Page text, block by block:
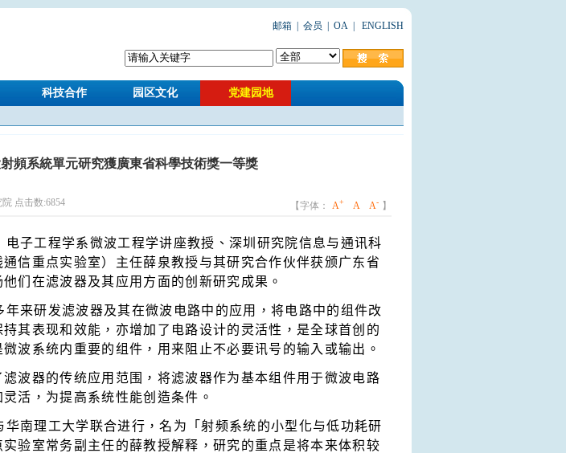
邮箱 会员 OA ENGLISH
科技合作 园区文化 党建园地
頻系統單元研究獲廣東省科學技術獎一等獎
院 点击数:6854 【字体： A+ A A- 】
电子工程学系微波工程学讲座教授、深圳研究院信息与通讯科
信重点实验室）主任薛泉教授与其研究合作伙伴获颁广东省
们在滤波器及其应用方面的创新研究成果。
年来研发滤波器及其在微波电路中的应用，将电路中的组件改
其表现和效能，亦增加了电路设计的灵活性，是全球首创的
波系统内重要的组件，用来阻止不必要讯号的输入或输出。
波器的传统应用范围，将滤波器作为基本组件用于微波电路
活，为提高系统性能创造条件。
华南理工大学联合进行，名为「射频系统的小型化与低功耗研
验室常务副主任的薛教授解释，研究的重点是将本来体积较